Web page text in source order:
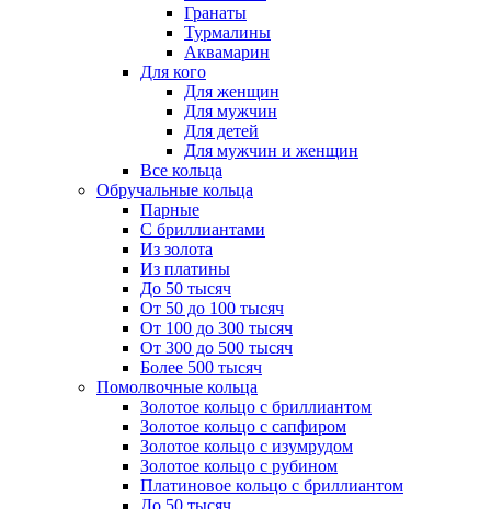
Гранаты
Турмалины
Аквамарин
Для кого
Для женщин
Для мужчин
Для детей
Для мужчин и женщин
Все кольца
Обручальные кольца
Парные
С бриллиантами
Из золота
Из платины
До 50 тысяч
От 50 до 100 тысяч
От 100 до 300 тысяч
От 300 до 500 тысяч
Более 500 тысяч
Помолвочные кольца
Золотое кольцо с бриллиантом
Золотое кольцо с сапфиром
Золотое кольцо с изумрудом
Золотое кольцо с рубином
Платиновое кольцо с бриллиантом
До 50 тысяч